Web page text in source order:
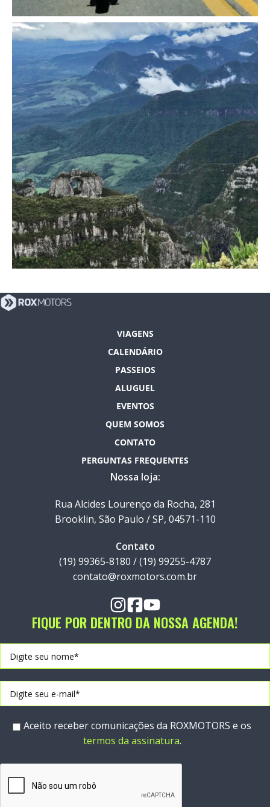
VIAGENS
CALENDÁRIO
PASSEIOS
ALUGUEL
EVENTOS
QUEM SOMOS
CONTATO
PERGUNTAS FREQUENTES
Nossa loja:
Rua Alcides Lourenço da Rocha, 281
Brooklin, São Paulo / SP, 04571-110
Contato
(19) 99365-8180 / (19) 99255-4787
contato@roxmotors.com.br
FIQUE POR DENTRO DA NOSSA AGENDA!
Aceito receber comunicações da ROXMOTORS e os
termos da assinatura.